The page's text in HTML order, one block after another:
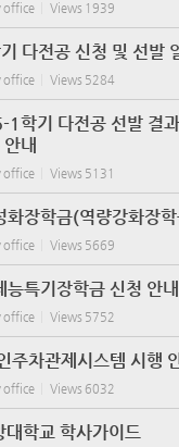
office Views 1939
다전공 신청 및 선발
office Views 5284
학기 다전공 선발 결
내
office Views 5131
장학금(역량강화장
office Views 5669
특기장학금 신청 안내
office Views 5752
주차관제시스템 시행
office Views 6032
학교 학사가이드